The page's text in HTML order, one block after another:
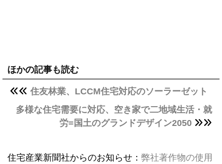
ほかの記事も読む
住友林業、LCCM住宅対応のソーラーゼット
多様な住宅需要に対応、空き家で二地域生活・就
労=国土のグランドデザイン2050
住宅産業新聞社からのお知らせ： 弊社著作物の使用